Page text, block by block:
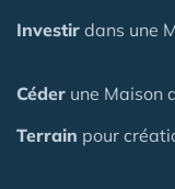
Investir dans une
Céder une Maison
Terrain pour